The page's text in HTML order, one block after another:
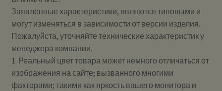
Заявленные характеристики, являются типовыми и
могут изменяться в зависимости от версии изделия.
Пожалуйста, уточняйте технические характеристик у
менеджера компании.
1. Реальный цвет товара может немного отличаться от
изображения на сайте; вызванного многими
факторами; такими как яркость вашего монитора и